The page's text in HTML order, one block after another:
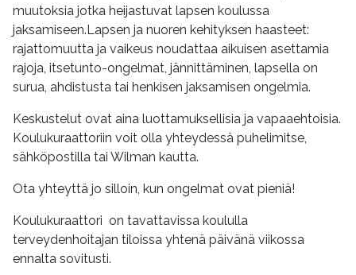
muutoksia jotka heijastuvat lapsen koulussa
jaksamiseen.Lapsen ja nuoren kehityksen haasteet:
rajattomuutta ja vaikeus noudattaa aikuisen asettamia
rajoja, itsetunto-ongelmat, jännittäminen, lapsella on
surua, ahdistusta tai henkisen jaksamisen ongelmia.
Keskustelut ovat aina luottamuksellisia ja vapaaehtoisia.
Koulukuraattoriin voit olla yhteydessä puhelimitse,
sähköpostilla tai Wilman kautta.
Ota yhteyttä jo silloin, kun ongelmat ovat pieniä!
Koulukuraattori on tavattavissa koululla
terveydenhoitajan tiloissa yhtenä päivänä viikossa
ennalta sovitusti.